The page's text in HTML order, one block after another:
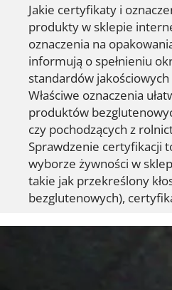
Jakie certyfikaty i
produkty w sklepie
oznaczenia na
informują o spełnieniu
standardów
Właściwe oznaczenia
produktów
czy pochodzących z
Sprawdzenie certyfikacji
wyborze żywności w
takie jak przekreślony
bezglutenowych),